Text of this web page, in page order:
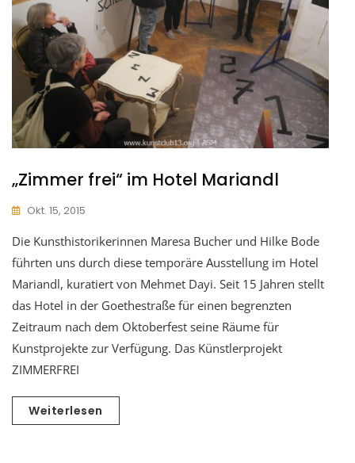
„Zimmer frei“ im Hotel Mariandl
Okt. 15, 2015
Die Kunsthistorikerinnen Maresa Bucher und Hilke Bode
führten uns durch diese temporäre Ausstellung im Hotel
Mariandl, kuratiert von Mehmet Dayi. Seit 15 Jahren stellt
das Hotel in der Goethestraße für einen begrenzten
Zeitraum nach dem Oktoberfest seine Räume für
Kunstprojekte zur Verfügung. Das Künstlerprojekt
ZIMMERFREI
Weiterlesen